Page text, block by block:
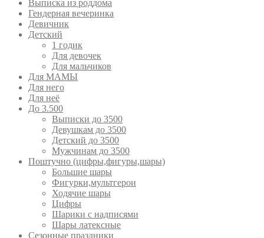
Выписка из роддома
Гендерная вечеринка
Девичник
Детский
1 годик
Для девочек
Для мальчиков
Для МАМЫ
Для него
Для неё
До 3.500
Выписки до 3500
Девушкам до 3500
Детский до 3500
Мужчинам до 3500
Поштучно (цифры,фигуры,шары)
Большие шары
Фигурки,мультгерои
Ходячие шары
Цифры
Шарики с надписями
Шары латексные
Сезонные праздники